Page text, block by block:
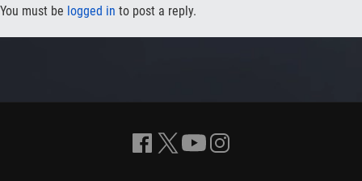
You must be logged in to post a reply.